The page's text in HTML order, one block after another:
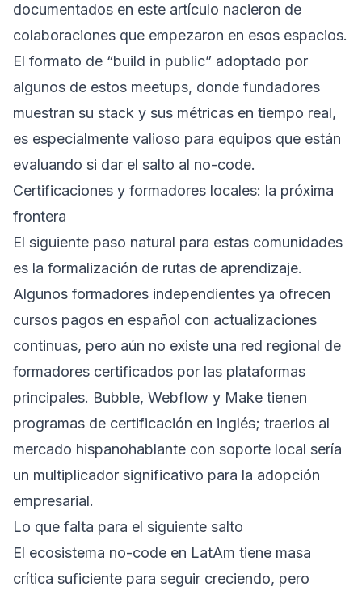
documentados en este artículo nacieron de
colaboraciones que empezaron en esos espacios.
El formato de “build in public” adoptado por
algunos de estos meetups, donde fundadores
muestran su stack y sus métricas en tiempo real,
es especialmente valioso para equipos que están
evaluando si dar el salto al no-code.
Certificaciones y formadores locales: la próxima
frontera
El siguiente paso natural para estas comunidades
es la formalización de rutas de aprendizaje.
Algunos formadores independientes ya ofrecen
cursos pagos en español con actualizaciones
continuas, pero aún no existe una red regional de
formadores certificados por las plataformas
principales. Bubble, Webflow y Make tienen
programas de certificación en inglés; traerlos al
mercado hispanohablante con soporte local sería
un multiplicador significativo para la adopción
empresarial.
Lo que falta para el siguiente salto
El ecosistema no-code en LatAm tiene masa
crítica suficiente para seguir creciendo, pero